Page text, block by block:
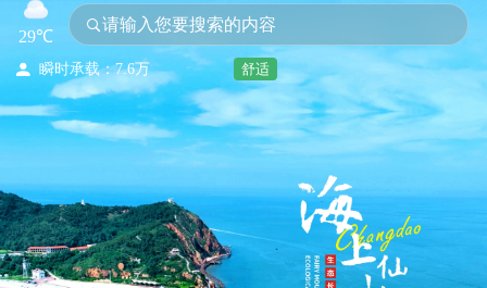
29℃
请输入您要搜索的内容

今日客流：36
昨日客流：0
最大承载：15.3万
瞬时承载：7.6万
舒适